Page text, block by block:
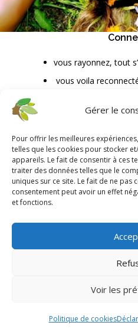
Gérer le
Pour offrir les meilleures
telles que les cookies pour stocker
appareils. Le fait de consentir à ces
traiter des données telles que le
uniques sur ce site. Le fait de ne pas
consentement peut avoir un effet
et fonctions.
Voir les
Politique de cookies
vous rayonnez, tout
vous voila
vous aussi